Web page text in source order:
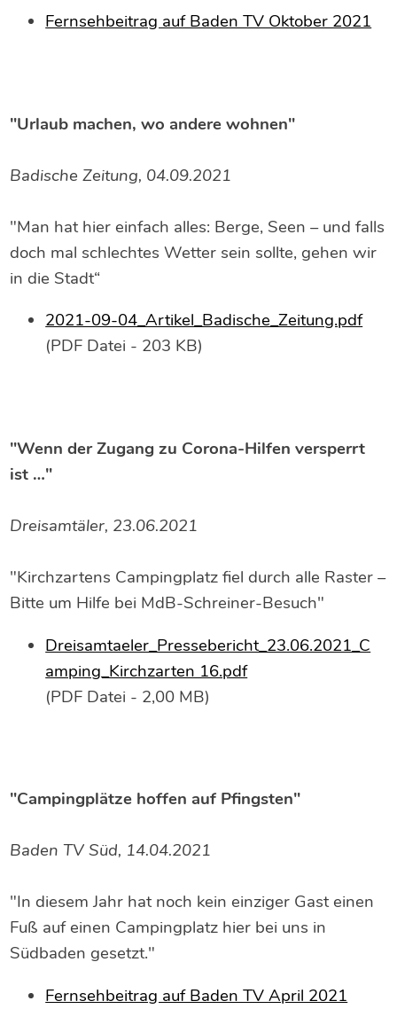
Fernsehbeitrag auf Baden TV Oktober 2021
"Urlaub machen, wo andere wohnen"
Badische Zeitung, 04.09.2021
"Man hat hier einfach alles: Berge, Seen – und falls
doch mal schlechtes Wetter sein sollte, gehen wir
in die Stadt“
2021-09-04_Artikel_Badische_Zeitung.pdf
(PDF Datei - 203 KB)
"Wenn der Zugang zu Corona-Hilfen versperrt
ist …"
Dreisamtäler, 23.06.2021
"Kirchzartens Campingplatz fiel durch alle Raster –
Bitte um Hilfe bei MdB-Schreiner-Besuch"
Dreisamtaeler_Pressebericht_23.06.2021_C
amping_Kirchzarten 16.pdf
(PDF Datei - 2,00 MB)
"Campingplätze hoffen auf Pfingsten"
Baden TV Süd, 14.04.2021
"In diesem Jahr hat noch kein einziger Gast einen
Fuß auf einen Campingplatz hier bei uns in
Südbaden gesetzt."
Fernsehbeitrag auf Baden TV April 2021